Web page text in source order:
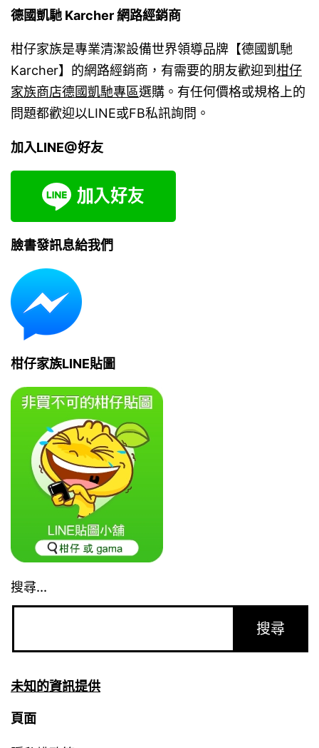
德國凱馳 Karcher 網路經銷商
柑仔家族是專業清潔設備世界領導品牌【德國凱馳
Karcher】的網路經銷商，有需要的朋友歡迎到 柑仔
家族商店德國凱馳專區選購。有任何價格或規格上的
問題都歡迎以LINE或FB私訊詢問。
加入LINE@好友
臉書發訊息給我們
柑仔家族LINE貼圖
搜尋...
未知的資訊提供
頁面